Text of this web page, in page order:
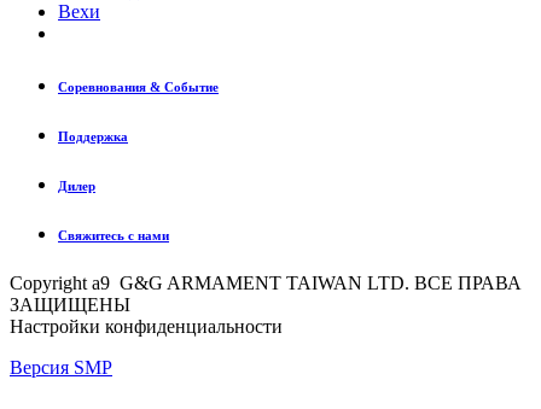
Вехи
Соревнования & Событие
Поддержка
Дилер
Свяжитесь с нами
Copyright a9 G&G ARMAMENT TAIWAN LTD. ВСЕ ПРАВА
ЗАЩИЩЕНЫ
Настройки конфиденциальности
Версия SMP